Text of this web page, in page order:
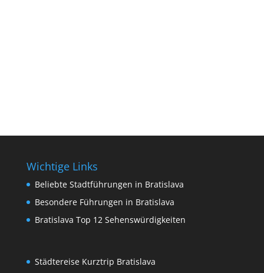
Wichtige Links
Beliebte Stadtführungen in Bratislava
Besondere Führungen in Bratislava
Bratislava Top 12 Sehenswürdigkeiten
Städtereise Kurztrip Bratislava